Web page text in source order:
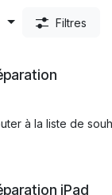
Filtres
à la liste de
iPad